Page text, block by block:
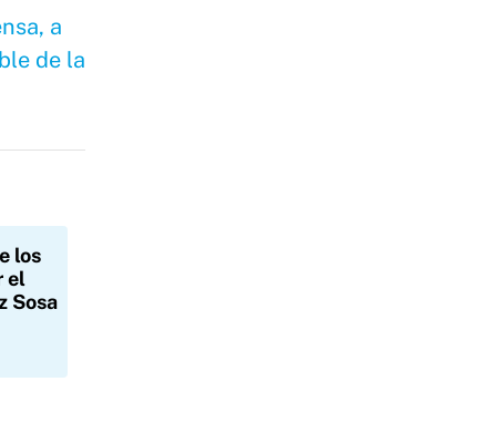
a
de la
los
el
Sosa